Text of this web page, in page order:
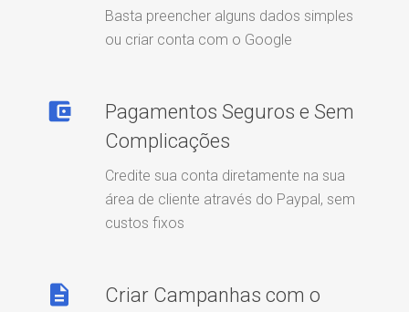
Basta preencher alguns dados simples
ou criar conta com o Google
account_balance_wallet
Pagamentos Seguros e Sem
Complicações
Credite sua conta diretamente na sua
área de cliente através do Paypal, sem
custos fixos
description
Criar Campanhas com o